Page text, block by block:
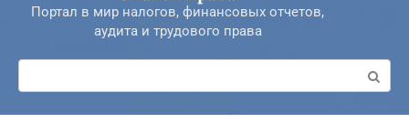
Портал в мир налогов, финансовых отчетов,
аудита и трудового права
Поиск: